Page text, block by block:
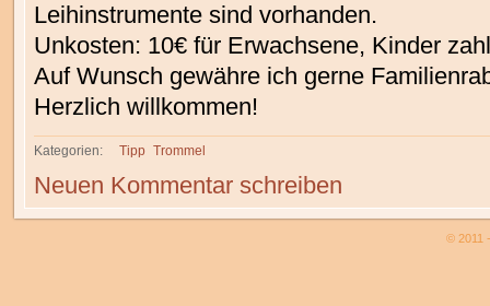
Leihinstrumente sind vorhanden.
Unkosten: 10€ für Erwachsene, Kinder
Auf Wunsch gewähre ich gerne
Herzlich willkommen!
Kategorien: Tipp Trommel
Neuen Kommentar schreiben
© 2011